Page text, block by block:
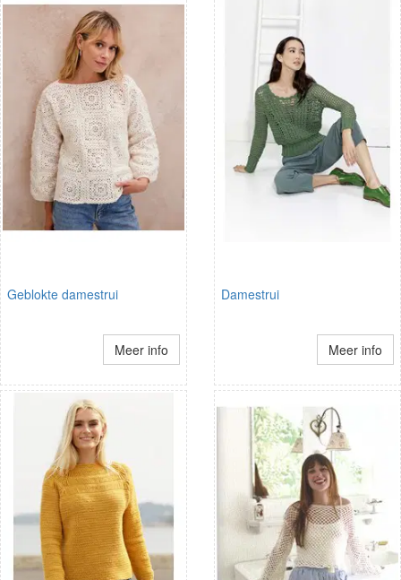
Geblokte damestrui
Meer info
Damestrui
Meer info